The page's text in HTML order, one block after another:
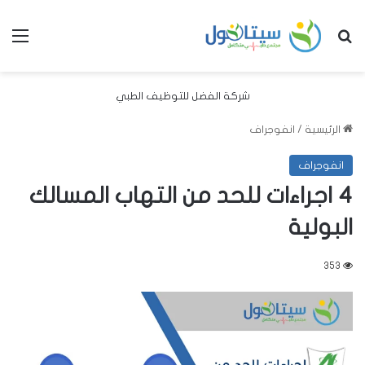
بحث عن
شركة الفضل للتوظيف الطبي
الرئيسية / انفوجراف
انفوجراف
4 اجراءات للحد من التهاب المسالك
البولية
353